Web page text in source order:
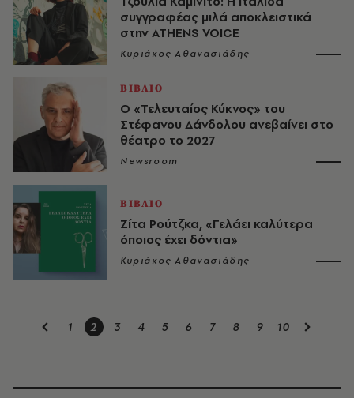
συγγραφέας μιλά αποκλειστικά
στην ATHENS VOICE
Κυριάκος Αθανασιάδης
ΒΙΒΛΙΟ
Ο «Τελευταίος Κύκνος» του
Στέφανου Δάνδολου ανεβαίνει στο
θέατρο το 2027
Newsroom
ΒΙΒΛΙΟ
Ζίτα Ρούτζκα, «Γελάει καλύτερα
όποιος έχει δόντια»
Κυριάκος Αθανασιάδης
1 2 3 4 5 6 7 8 9 10